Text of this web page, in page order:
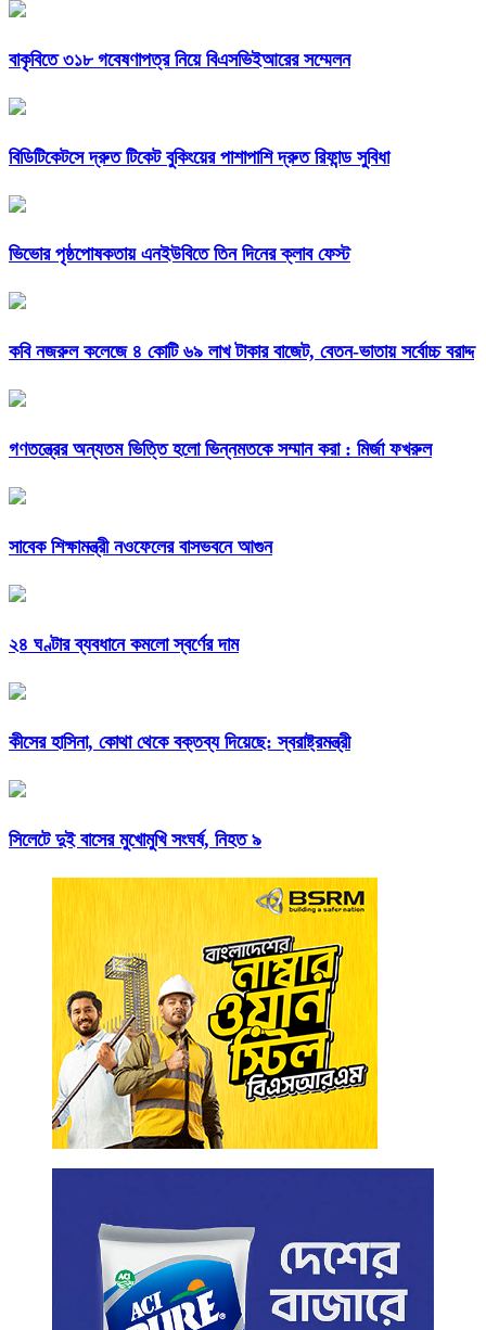
বাকৃবিতে ৩১৮ গবেষণাপত্র নিয়ে বিএসভিইআরের সম্মেলন
বিডিটিকেটসে দ্রুত টিকেট বুকিংয়ের পাশাপাশি দ্রুত রিফান্ড সুবিধা
ভিভোর পৃষ্ঠপোষকতায় এনইউবিতে তিন দিনের ক্লাব ফেস্ট
কবি নজরুল কলেজে ৪ কোটি ৬৯ লাখ টাকার বাজেট, বেতন-ভাতায় সর্বোচ্চ বরাদ্দ
গণতন্ত্রের অন্যতম ভিত্তি হলো ভিন্নমতকে সম্মান করা : মির্জা ফখরুল
সাবেক শিক্ষামন্ত্রী নওফেলের বাসভবনে আগুন
২৪ ঘণ্টার ব্যবধানে কমলো স্বর্ণের দাম
কীসের হাসিনা, কোথা থেকে বক্তব্য দিয়েছে: স্বরাষ্ট্রমন্ত্রী
সিলেটে দুই বাসের মুখোমুখি সংঘর্ষ, নিহত ৯